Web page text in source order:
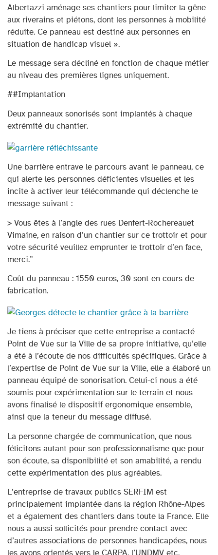
Albertazzi aménage ses chantiers pour limiter la gêne
aux riverains et piétons, dont les personnes à mobilité
réduite. Ce panneau est destiné aux personnes en
situation de handicap visuel ».
Le message sera décliné en fonction de chaque métier
au niveau des premières lignes uniquement.
##Implantation
Deux panneaux sonorisés sont implantés à chaque
extrémité du chantier.
Une barrière entrave le parcours avant le panneau, ce
qui alerte les personnes déficientes visuelles et les
incite à activer leur télécommande qui déclenche le
message suivant :
> Vous êtes à l’angle des rues Denfert-Rochereauet
Vimaine, en raison d’un chantier sur ce trottoir et pour
votre sécurité veuillez emprunter le trottoir d’en face,
merci.”
Coût du panneau : 1550 euros, 30 sont en cours de
fabrication.
Je tiens à préciser que cette entreprise a contacté
Point de Vue sur la Ville de sa propre initiative, qu’elle
a été à l’écoute de nos difficultés spécifiques. Grâce à
l’expertise de Point de Vue sur la Ville, elle a élaboré un
panneau équipé de sonorisation. Celui-ci nous a été
soumis pour expérimentation sur le terrain et nous
avons finalisé le dispositif ergonomique ensemble,
ainsi que la teneur du message diffusé.
La personne chargée de communication, que nous
félicitons autant pour son professionnalisme que pour
son écoute, sa disponibilité et son amabilité, a rendu
cette expérimentation des plus agréables.
L’entreprise de travaux publics SERFIM est
principalement implantée dans la région Rhône-Alpes
et a également des chantiers dans toute la France. Elle
nous a aussi sollicités pour prendre contact avec
d’autres associations de personnes handicapées, nous
les avons orientés vers le CARPA, l’UNDMV etc.